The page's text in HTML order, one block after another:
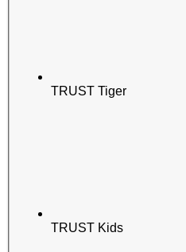
TRUST Tiger
TRUST Kids